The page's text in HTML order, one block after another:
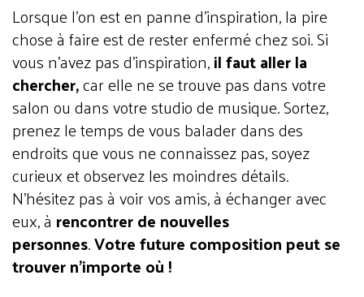
Lorsque l’on est en panne d’inspiration, la pire
chose à faire est de rester enfermé chez soi. Si
vous n’avez pas d’inspiration,il faut aller la
chercher,car elle ne se trouve pas dans votre
salon ou dans votre studio de musique. Sortez,
prenez le temps de vous balader dans des
endroits que vous ne connaissez pas, soyez
curieux et observez les moindres détails.
N’hésitez pas à voir vos amis, à échanger avec
eux, à rencontrer de nouvelles
personnes.Votre future composition peut se
trouver n’importe où !